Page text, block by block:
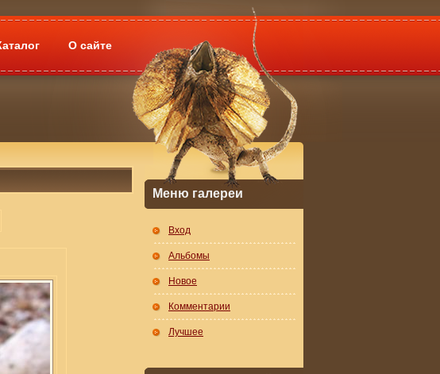
О сайте
Меню галереи
Вход
Альбомы
Новое
Комментарии
Лучшее